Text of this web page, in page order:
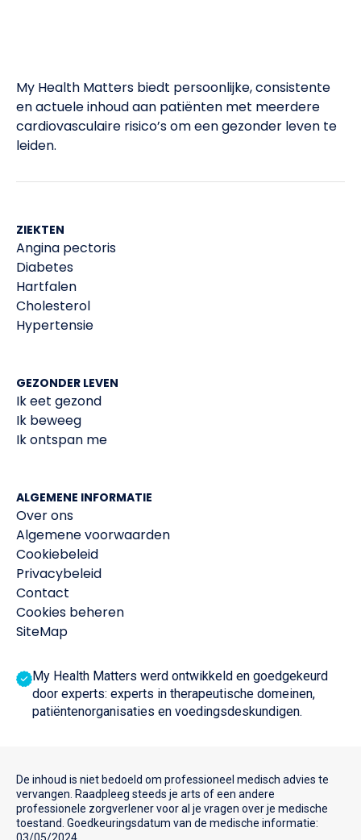
3
CDC. How and When to Have Your Cholesterol
Checked – Features. April 15, 2021.
4
CDC. Getting Your Cholesterol Checked. September
Cholesterol. 2020.
6
Rhee EJ, Kim HC, Kim JH, et al. 2018 Guidelines for
the management of dyslipidemia. Korean J Intern
Med. 2019;34(4):723-771.
Test Information. 2020.
My Health Matters biedt persoonlijke, consistente
en actuele inhoud aan patiënten met meerdere
cardiovasculaire risico’s om een gezonder leven te
leiden.​
ZIEKTEN
Angina pectoris
Diabetes
Hartfalen
Cholesterol
Hypertensie
GEZONDER LEVEN
Ik eet gezond
Ik beweeg
Ik ontspan me
ALGEMENE INFORMATIE
Over ons
Algemene voorwaarden
Cookiebeleid
Privacybeleid
Contact
Cookies beheren
SiteMap
My Health Matters werd ontwikkeld en goedgekeurd
door experts: experts in therapeutische domeinen,
patiëntenorganisaties en voedingsdeskundigen.
De inhoud is niet bedoeld om professioneel medisch advies te
vervangen. Raadpleeg steeds je arts of een andere
professionele zorgverlener voor al je vragen over je medische
toestand. Goedkeuringsdatum van de medische informatie: